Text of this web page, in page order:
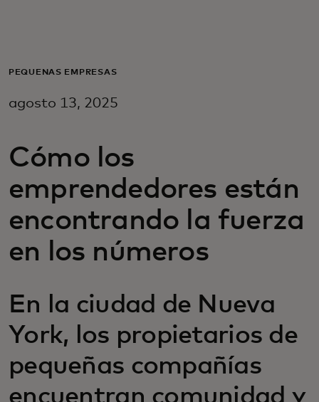
Para empresas
Para innovadores
Noticias y tendencias
PEQUEÑAS EMPRESAS
agosto 13, 2025
Cómo los
emprendedores están
encontrando la fuerza
en los números
En la ciudad de Nueva
York, los propietarios de
pequeñas compañías